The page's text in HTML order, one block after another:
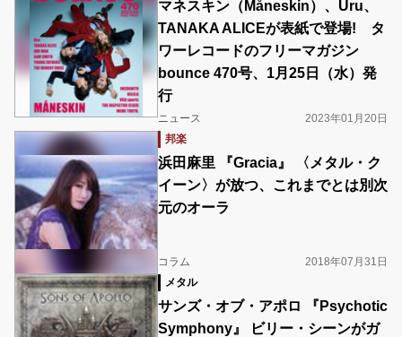
マネスキン（Måneskin）、Uru、
TANAKA ALICEが表紙で登場! タ
ワーレコードのフリーマガジン
bounce 470号、1月25日（水）発
行
ニュース
2023年01月20日
邦楽
浜田麻里 『Gracia』 〈メタル・ク
イーン〉が放つ、これまでとは別次
元のオーラ
コラム
2018年07月31日
メタル
サンズ・オブ・アポロ 『Psychotic
Symphony』 ビリー・シーンがガ